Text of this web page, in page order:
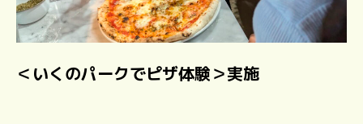
＜いくのパークでピザ体験＞実施